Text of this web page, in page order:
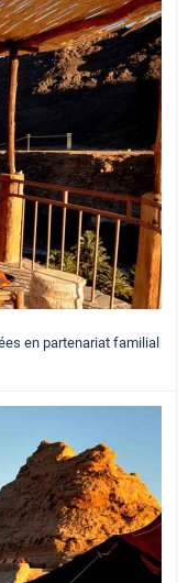
en partenariat familial